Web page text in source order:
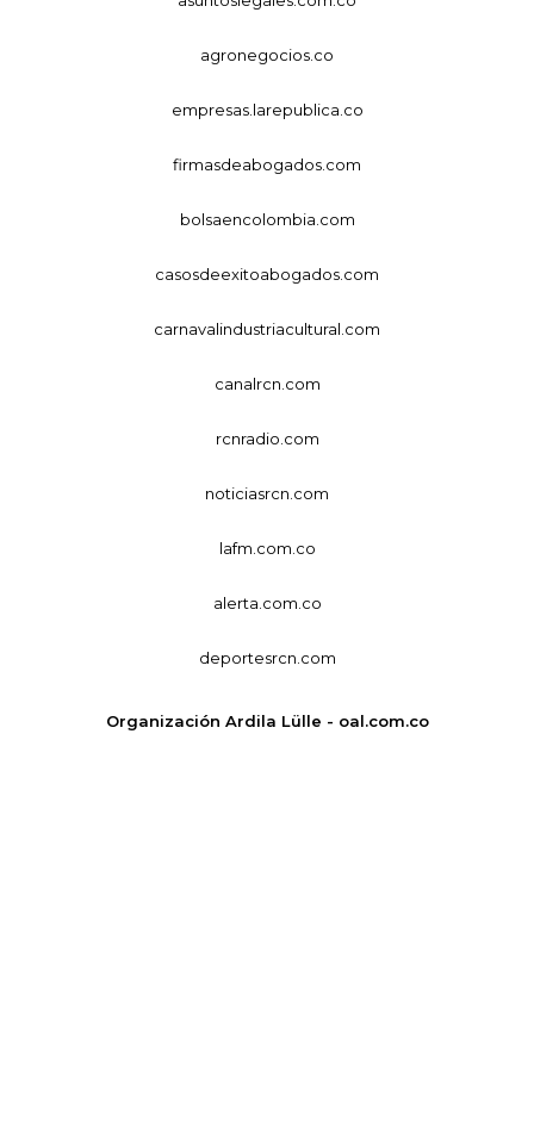
agronegocios.co
empresas.larepublica.co
firmasdeabogados.com
bolsaencolombia.com
casosdeexitoabogados.com
carnavalindustriacultural.com
canalrcn.com
rcnradio.com
noticiasrcn.com
lafm.com.co
alerta.com.co
deportesrcn.com
Organización Ardila Lülle - oal.com.co